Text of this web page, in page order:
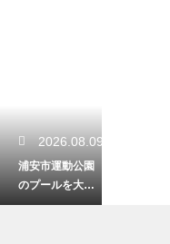
2026.08.09
浦安市運動公園
のプールを大満
喫！料金やスラ